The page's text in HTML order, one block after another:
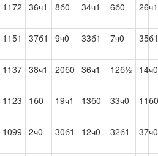
1172 36ч1 8б0 34ч1 6б0 26ч1
1151 37б1 9ч0 33б1 7ч0 35б1
1137 38ч1 20б0 36ч1 12б½ 14ч0
1123 1б0 19ч1 13б0 33ч0 11б0
1099 2ч0 30б1 12ч0 32б1 37ч0